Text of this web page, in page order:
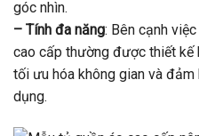
góc nhìn.
– Tính đa năng: Bên cạnh
cao cấp thường được thiết kế
tối ưu hóa không gian và
dụng.